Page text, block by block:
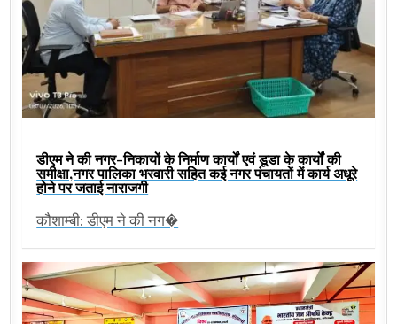
डीएम ने की नगर-निकायों के निर्माण कार्यों एवं डूडा के कार्यों की
समीक्षा,नगर पालिका भरवारी सहित कई नगर पंचायतों में कार्य अधूरे
होने पर जताई नाराजगी
कौशाम्बी: डीएम ने की नग�